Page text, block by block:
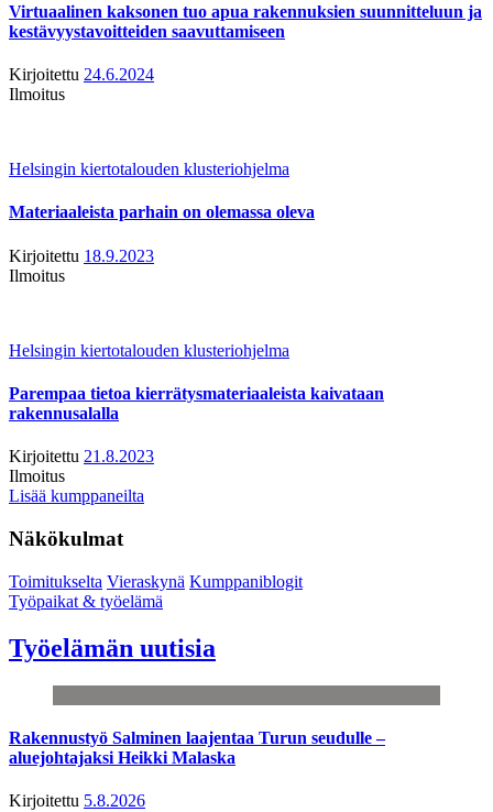
Virtuaalinen kaksonen tuo apua rakennuksien suunnitteluun ja
kestävyystavoitteiden saavuttamiseen
Kirjoitettu 24.6.2024
Ilmoitus
Helsingin kiertotalouden klusteriohjelma
Materiaaleista parhain on olemassa oleva
Kirjoitettu 18.9.2023
Ilmoitus
Helsingin kiertotalouden klusteriohjelma
Parempaa tietoa kierrätysmateriaaleista kaivataan
rakennusalalla
Kirjoitettu 21.8.2023
Ilmoitus
Lisää kumppaneilta
Näkökulmat
Toimitukselta Vieraskynä Kumppaniblogit
Työpaikat & työelämä
Työelämän uutisia
Rakennustyö Salminen laajentaa Turun seudulle –
aluejohtajaksi Heikki Malaska
Kirjoitettu 5.8.2026